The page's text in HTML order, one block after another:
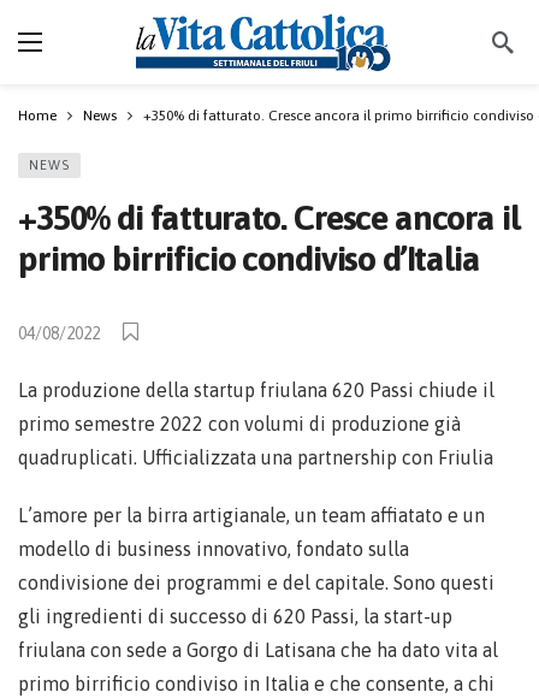
Home News +350% di fatturato. Cresce ancora il primo birrificio condiviso
NEWS
+350% di fatturato. Cresce ancora il
primo birrificio condiviso d’Italia
04/08/2022
La produzione della startup friulana 620 Passi chiude il
primo semestre 2022 con volumi di produzione già
quadruplicati. Ufficializzata una partnership con Friulia
L’amore per la birra artigianale, un team affiatato e un
modello di business innovativo, fondato sulla
condivisione dei programmi e del capitale. Sono questi
gli ingredienti di successo di 620 Passi, la start-up
friulana con sede a Gorgo di Latisana che ha dato vita al
primo birrificio condiviso in Italia e che consente, a chi